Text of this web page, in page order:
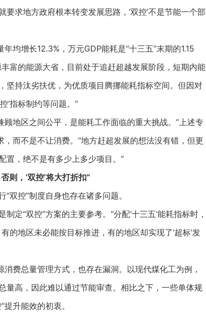
求地方政府根本转变发展思路，‘双控’不是节能一个部
增长12.3%，万元GDP能耗是“十三五”末期的1.15
富的能源大省，目前处于追赶超越发展阶段，短期内能
坚持汰劣扶优，为优质项目腾挪能耗指标空间。但因对
’指标制约等问题。”
地区之间公平，是能耗工作面临的重大挑战。”上述专
而不是不让消费。“地方赶超发展的想法没有错，但更
置，绝不是有多少上多少项目。”
则，‘双控’将大打折扣”
控”制度自身也存在诸多问题。
“双控”方案的主要参考。“分配‘十三五’能耗指标时，
的地区未必能按目标推进，有的地区却实现了‘超标’发
费总量管理方式，也存在漏洞。以现代煤化工为例，
量高，因此难以通过节能审查。相比之下，一些单体规
升能效的初衷。